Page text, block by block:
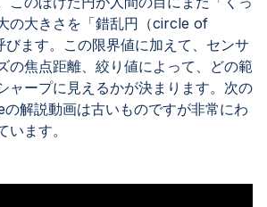
の大きさを「錯乱円（circle of
ます。この限界値に加えて、センサ
の焦点距離、絞り値によって、どの範
ャープに見えるかが決まります。次の
解説動画は古いものですが非常にわ
ます。